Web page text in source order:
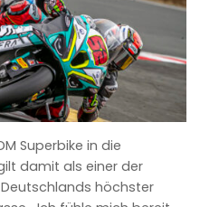
Superbike in die
damit als einer der
höchster